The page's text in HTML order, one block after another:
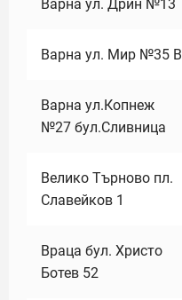
Варна ул. Дрин №13
Варна ул. Мир №35 В
Варна ул.Копнеж
№27 бул.Сливница
Велико Търново пл.
Славейков 1
Враца бул. Христо
Ботев 52